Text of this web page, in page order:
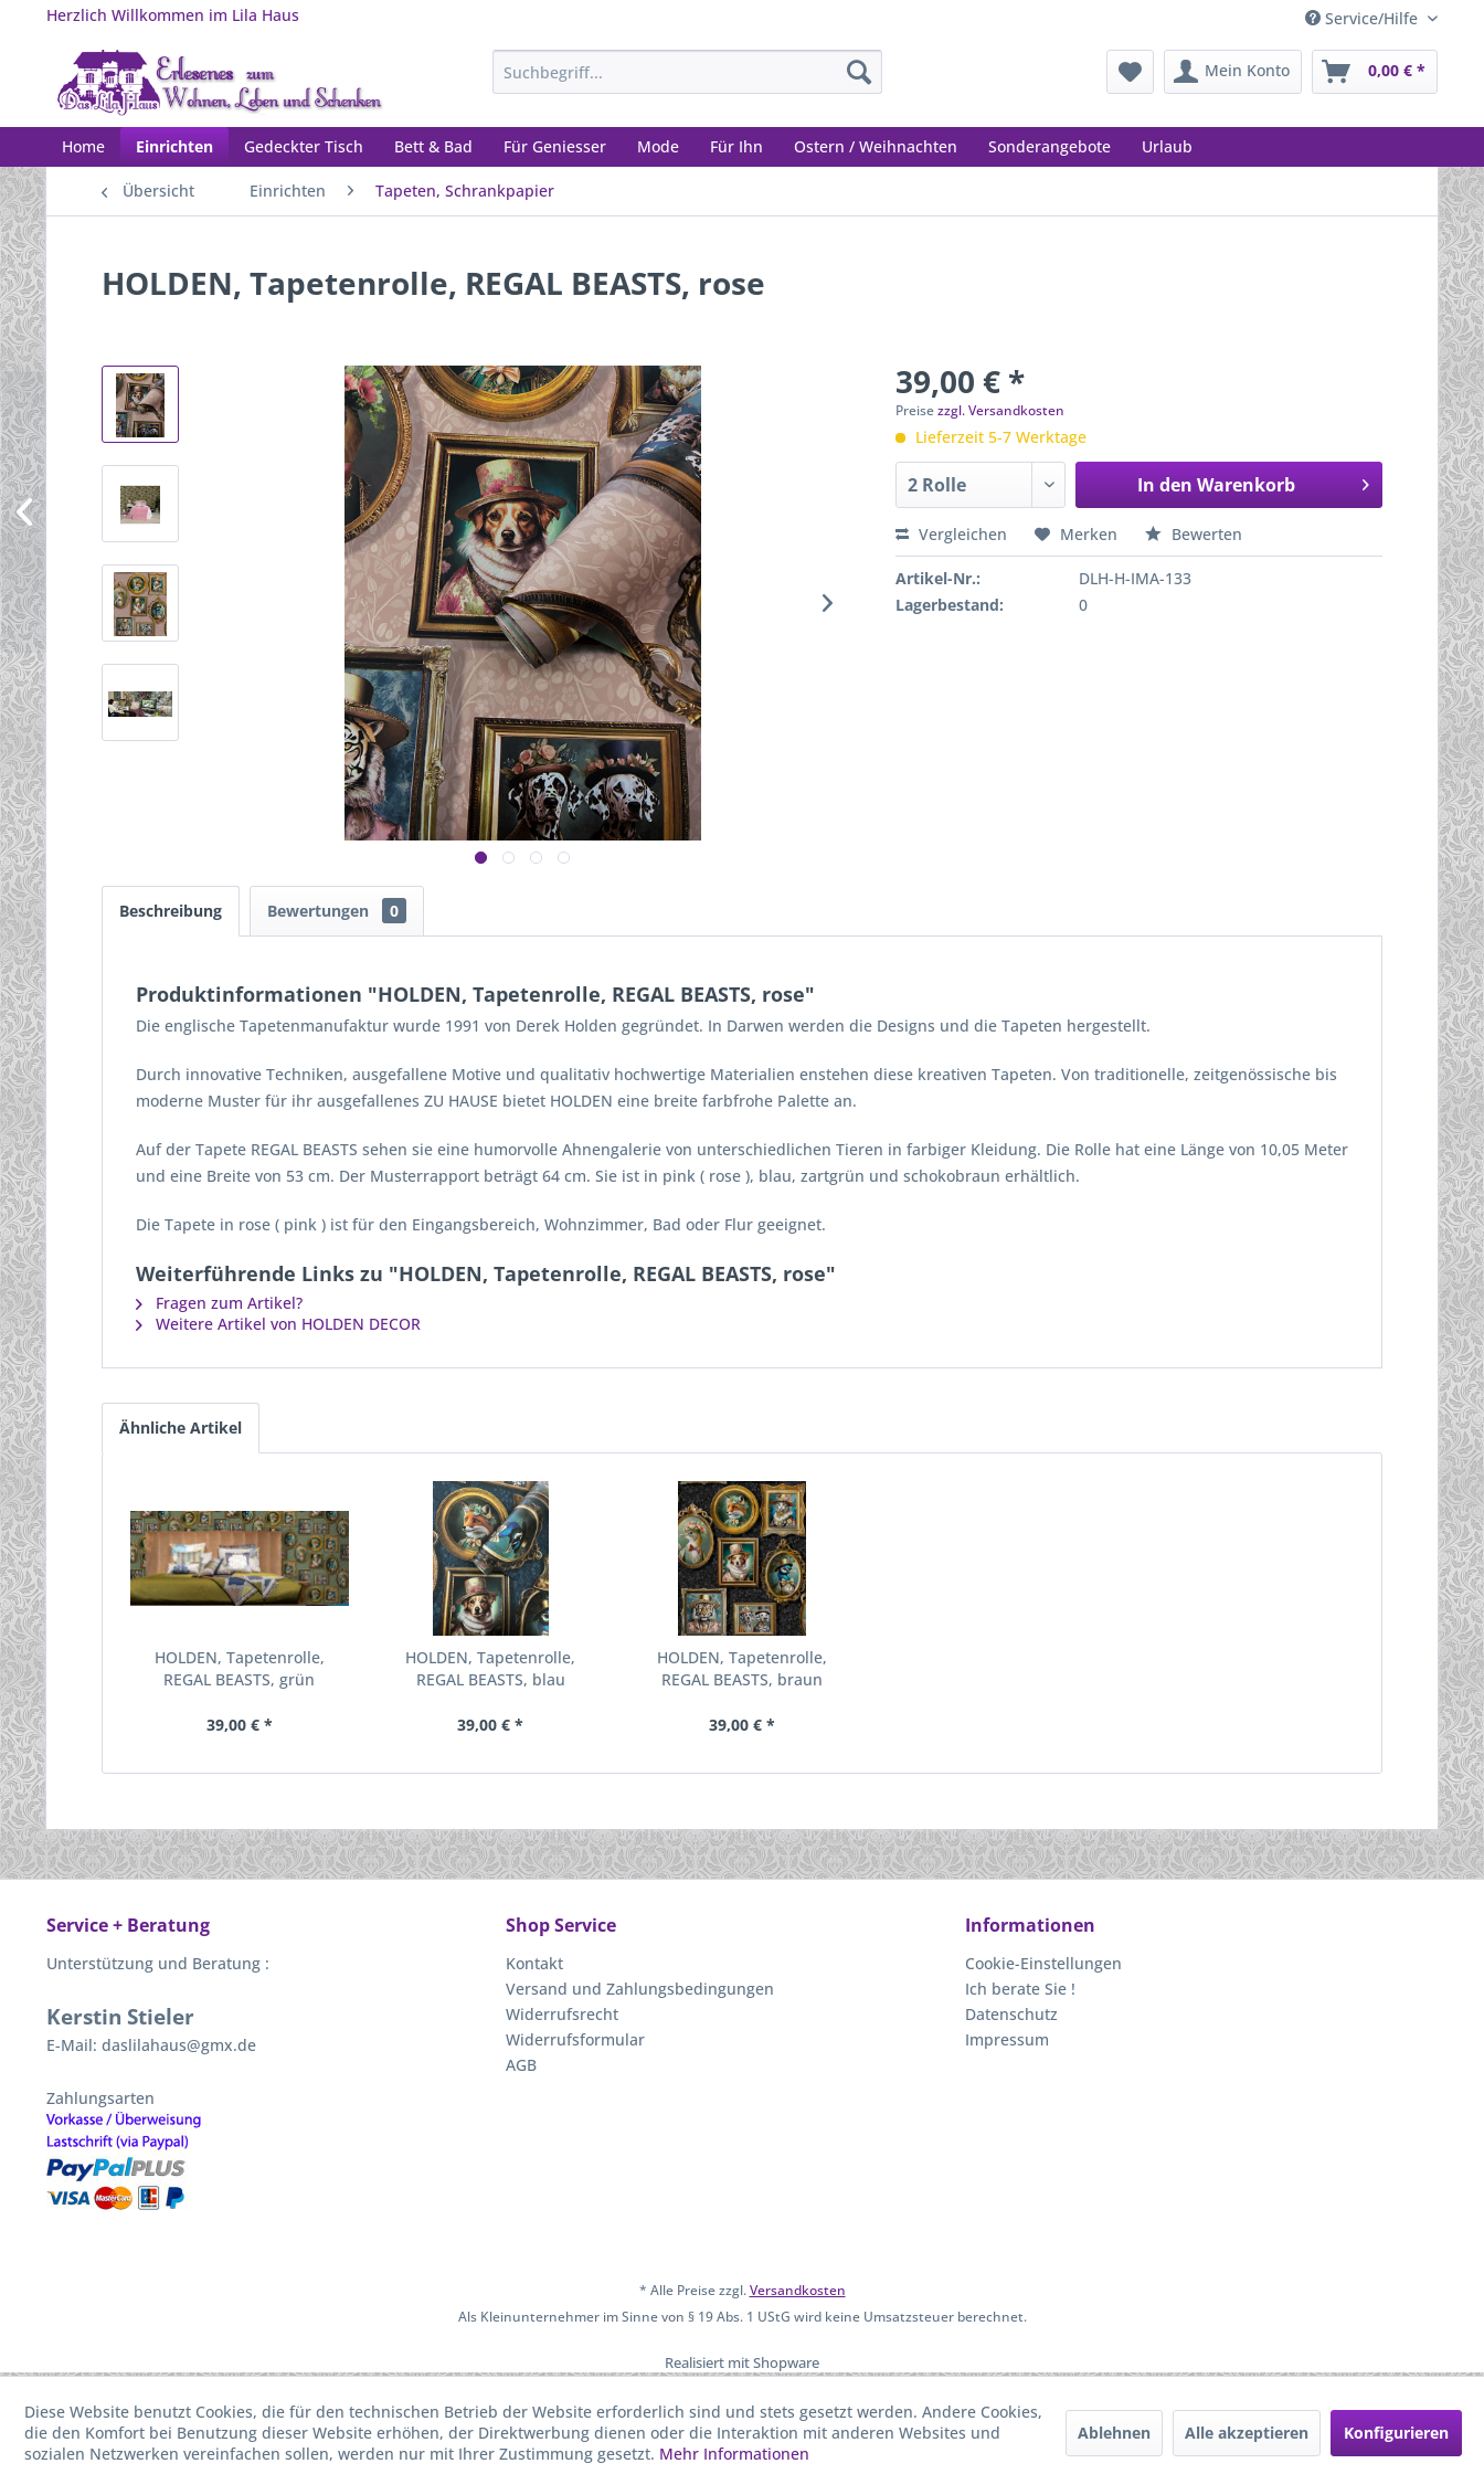
Herzlich Willkommen im Lila Haus Service/Hilfe
Mein Konto 0,00 € *
Home Einrichten Gedeckter Tisch Bett & Bad Für Geniesser Mode Für Ihn Ostern / Weihnachten Sonderangebote Urlaub
Übersicht Einrichten Tapeten, Schrankpapier
HOLDEN, Tapetenrolle, REGAL BEASTS, rose
39,00 € *
Preisezzgl. Versandkosten
Lieferzeit 5-7 Werktage
In den Warenkorb
Vergleichen Merken Bewerten
Artikel-Nr.:
DLH-H-IMA-133
Lagerbestand:
0
Beschreibung Bewertungen 0
Produktinformationen "HOLDEN, Tapetenrolle, REGAL BEASTS, rose"
Die englische Tapetenmanufaktur wurde 1991 von Derek Holden gegründet. In Darwen werden die Designs und die Tapeten hergestellt.
Durch innovative Techniken, ausgefallene Motive und qualitativ hochwertige Materialien enstehen diese kreativen Tapeten. Von traditionelle, zeitgenössische bis
moderne Muster für ihr ausgefallenes ZU HAUSE bietet HOLDEN eine breite farbfrohe Palette an.
Auf der Tapete REGAL BEASTS sehen sie eine humorvolle Ahnengalerie von unterschiedlichen Tieren in farbiger Kleidung. Die Rolle hat eine Länge von 10,05 Meter
und eine Breite von 53 cm. Der Musterrapport beträgt 64 cm. Sie ist in pink ( rose ), blau, zartgrün und schokobraun erhältlich.
Die Tapete in rose ( pink ) ist für den Eingangsbereich, Wohnzimmer, Bad oder Flur geeignet.
Weiterführende Links zu "HOLDEN, Tapetenrolle, REGAL BEASTS, rose"
Fragen zum Artikel?
Weitere Artikel von HOLDEN DECOR
Ähnliche Artikel
HOLDEN, Tapetenrolle,
REGAL BEASTS, grün
39,00 € *
HOLDEN, Tapetenrolle,
REGAL BEASTS, blau
39,00 € *
HOLDEN, Tapetenrolle,
REGAL BEASTS, braun
39,00 € *
Service + Beratung
Unterstützung und Beratung :
Kerstin Stieler
E-Mail: daslilahaus@gmx.de
Zahlungsarten
Shop Service
Kontakt
Versand und Zahlungsbedingungen
Widerrufsrecht
Widerrufsformular
AGB
Informationen
Cookie-Einstellungen
Ich berate Sie !
Datenschutz
Impressum
* Alle Preise zzgl.Versandkosten
Als Kleinunternehmer im Sinne von § 19 Abs. 1 UStG wird keine Umsatzsteuer berechnet.
Realisiert mit Shopware
Diese Website benutzt Cookies, die für den technischen Betrieb der Website erforderlich sind und stets gesetzt werden. Andere Cookies,
die den Komfort bei Benutzung dieser Website erhöhen, der Direktwerbung dienen oder die Interaktion mit anderen Websites und
sozialen Netzwerken vereinfachen sollen, werden nur mit Ihrer Zustimmung gesetzt. Mehr Informationen
Ablehnen Alle akzeptieren Konfigurieren